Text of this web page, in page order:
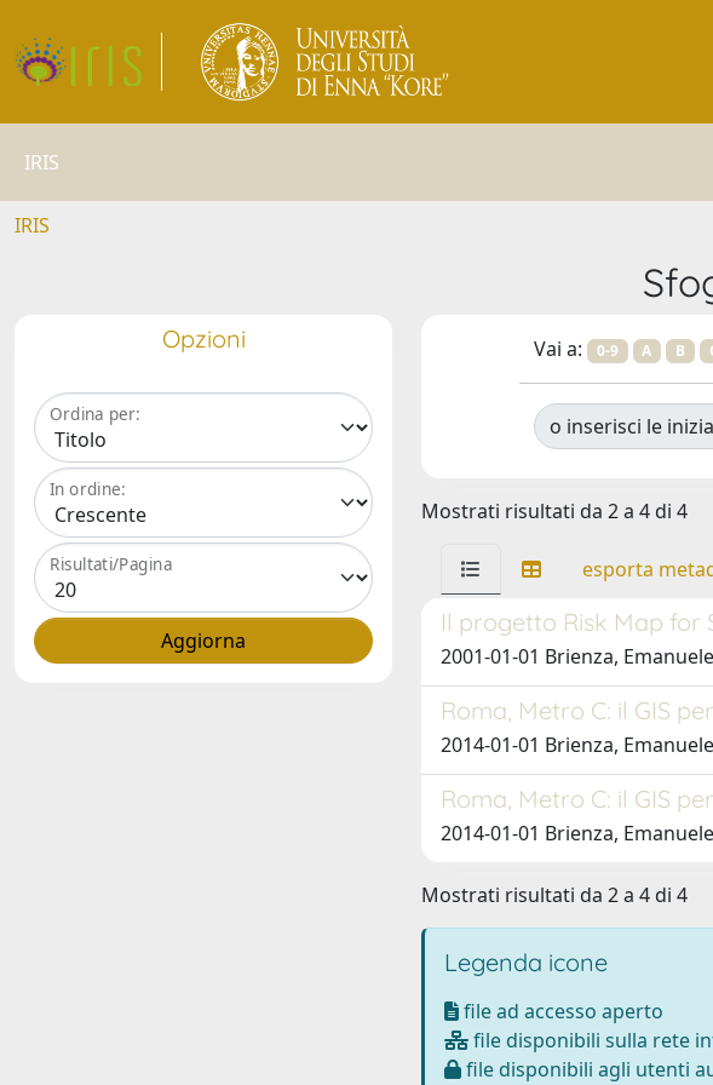
IRIS
IRIS
Opzioni
Ordina per:
In ordine:
Risultati/Pagina
Vai a: 0-9 A B
o inserisci le
Mostrati risultati da 2 a 4 di 4
esporta
Il progetto Risk Map for
2001-01-01 Brienza, Emanuele
Roma, Metro C: il GIS
2014-01-01 Brienza,
Roma, Metro C: il GIS
2014-01-01 Brienza,
Mostrati risultati da 2 a 4 di 4
Legenda icone
file ad accesso aperto
file disponibili sulla rete
file disponibili agli utenti